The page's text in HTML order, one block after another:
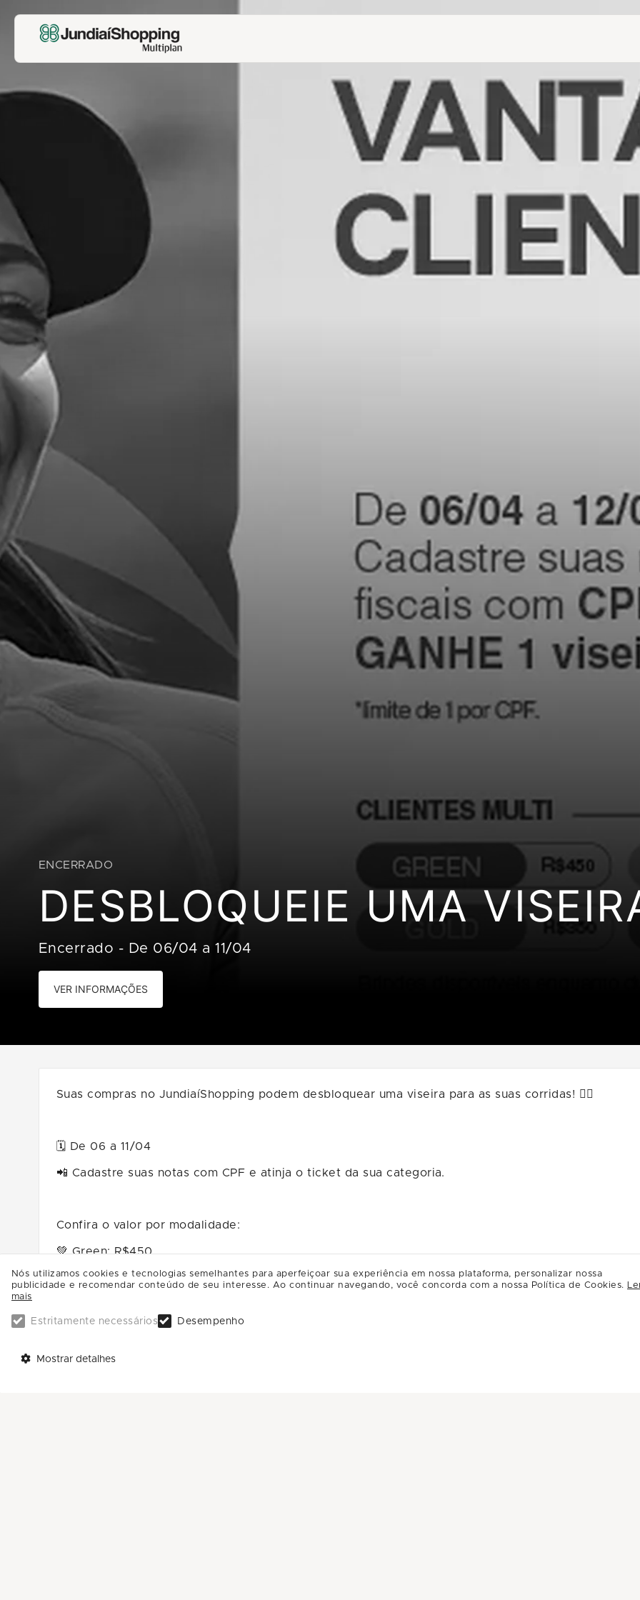
ENCERRADO
DESBLOQUEIE UMA
Encerrado - De 06/04 a 11/04
VER INFORMAÇÕES
Suas compras no JundiaíShopping podem desbloquear uma viseira para as suas corridas! 🏃‍♀️
🗓️ De 06 a 11/04
📲 Cadastre suas notas com CPF e atinja o ticket da sua categoria.
Confira o valor por modalidade:
💚 Green: R$450
🤍 Silver: R$400
🖤 Platinum: R$300
Nós utilizamos cookies e tecnologias semelhantes para aperfeiçoar sua experiência em nossa plataforma, personalizar nossa
publicidade e recomendar conteúdo de seu interesse. Ao continuar navegando, você concorda com a nossa Política de Cookies.
mais
Estritamente necessários Desempenho
Mostrar detalhes